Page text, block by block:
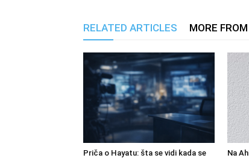
RELATED ARTICLES MORE
Priča o Hayatu: šta se vidi kada se
Na